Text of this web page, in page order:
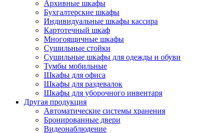
Архивные шкафы
Бухгалтерские шкафы
Индивидуальные шкафы кассира
Картотечный шкаф
Многоящичные шкафы
Сушильные стойки
Сушильные шкафы для одежды и обуви
Тумбы мобильные
Шкафы для офиса
Шкафы для раздевалок
Шкафы для уборочного инвентаря
Другая продукция
Автоматические системы хранения
Бронированные двери
Видеонаблюдение